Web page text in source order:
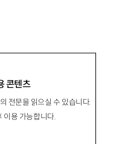
콘텐츠
전문을 읽으실 수 있습니다.
이용 가능합니다.